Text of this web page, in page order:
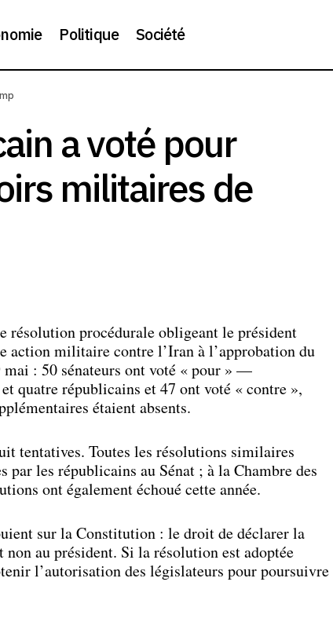
Politique Société
américain a voté pour limiter les pouvoirs militaires
a voté pour
militaires de
résolution procédurale obligeant le président
action militaire contre l’Iran à l’approbation du
: 50 sénateurs ont voté « pour » —
quatre républicains et 47 ont voté « contre »,
étaient absents.
tentatives. Toutes les résolutions similaires
par les républicains au Sénat ; à la Chambre des
ont également échoué cette année.
sur la Constitution : le droit de déclarer la
non au président. Si la résolution est adoptée
l’autorisation des législateurs pour poursuivre